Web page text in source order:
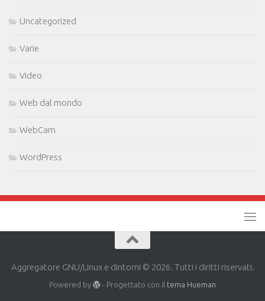
Uncategorized
Varie
Video
Web dal mondo
WebCam
WordPress
Aggregatore GNU/Linux e dintorni © 2026. Tutti i diritti riservati.
Powered by - Progettato con il tema Hueman